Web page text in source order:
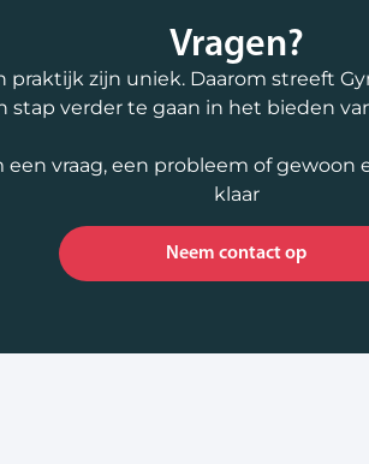
Vragen?
praktijk zijn uniek. Daarom streeft
stap verder te gaan in het bieden
vraag, een probleem of gewoon
klaar
Neem contact op